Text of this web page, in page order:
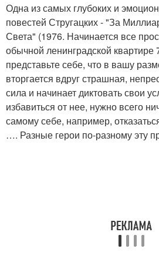
Одна из самых глубоких и
повестей Стругацких - "За
Света" (1976. Начинается все
обычной ленинградской квартире
представьте себе, что в вашу
вторгается вдруг страшная,
сила и начинает диктовать свои
избавиться от нее, нужно всего
самому себе, например,
…. Разные герои по-разному эту